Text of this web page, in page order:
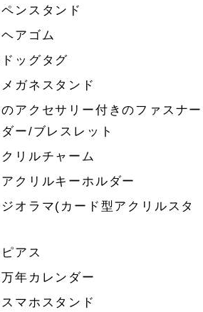
ンスタンド
アゴム
ッグタグ
ガネスタンド
アクセサリー付きのファスナー
ー/ブレスレット
リルチャーム
クリルキーホルダー
オラマ(カード型アクリルスタ
アス
年カレンダー
マホスタンド